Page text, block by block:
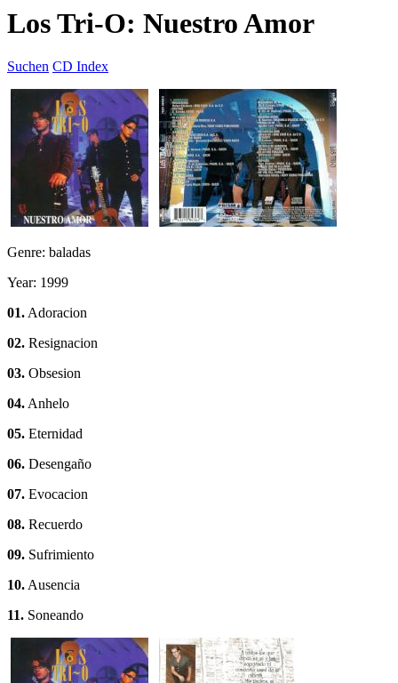
Los Tri-O: Nuestro Amor
Suchen CD Index
Genre: baladas
Year: 1999
01.Adoracion
02. Resignacion
03. Obsesion
04.Anhelo
05. Eternidad
06. Desengaño
07. Evocacion
08. Recuerdo
09. Sufrimiento
10.Ausencia
11. Soneando